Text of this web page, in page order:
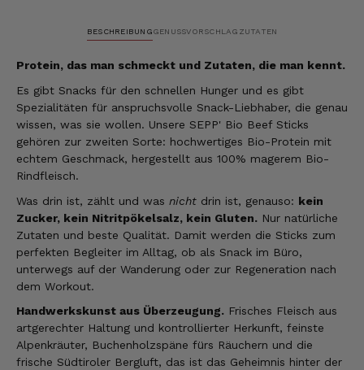
BESCHREIBUNGGENUSSVORSCHLAG ZUTATEN
Protein, das man schmeckt und Zutaten, die man kennt.
Es gibt Snacks für den schnellen Hunger und es gibt
Spezialitäten für anspruchsvolle Snack-Liebhaber, die genau
wissen, was sie wollen. Unsere SEPP' Bio Beef Sticks
gehören zur zweiten Sorte: hochwertiges Bio-Protein mit
echtem Geschmack, hergestellt aus 100% magerem Bio-
Rindfleisch.
Was drin ist, zählt und was nicht drin ist, genauso: kein
Zucker, kein Nitritpökelsalz, kein Gluten. Nur natürliche
Zutaten und beste Qualität. Damit werden die Sticks zum
perfekten Begleiter im Alltag, ob als Snack im Büro,
unterwegs auf der Wanderung oder zur Regeneration nach
dem Workout.
Handwerkskunst aus Überzeugung. Frisches Fleisch aus
artgerechter Haltung und kontrollierter Herkunft, feinste
Alpenkräuter, Buchenholzspäne fürs Räuchern und die
frische Südtiroler Bergluft, das ist das Geheimnis hinter der